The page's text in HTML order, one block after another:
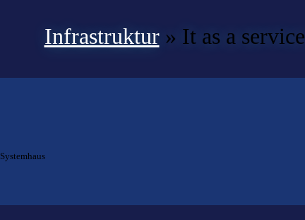
Infrastruktur» It as a service
Systemhaus